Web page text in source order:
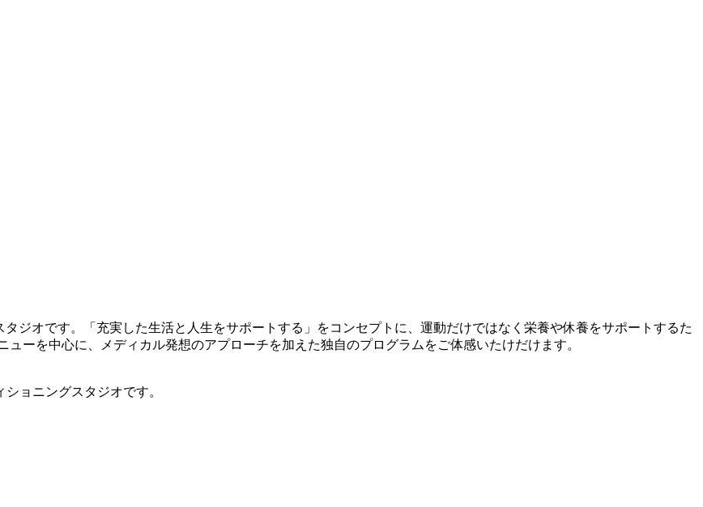
ジオです。「充実した生活と人生をサポートする」をコンセプトに、運動だけではなく栄養や休養をサポートするた
ーを中心に、メディカル発想のアプローチを加えた独自のプログラムをご体感いたけだけます。